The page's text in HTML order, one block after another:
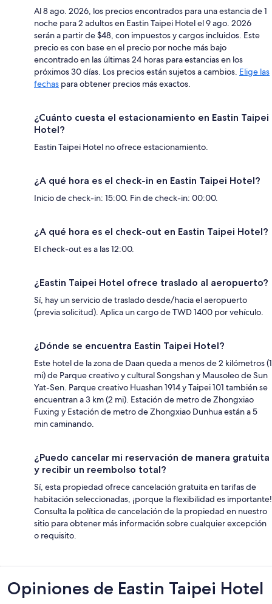
Al 8 ago. 2026, los precios encontrados para una estancia de 1
noche para 2 adultos en Eastin Taipei Hotel el 9 ago. 2026
serán a partir de $48, con impuestos y cargos incluidos. Este
precio es con base en el precio por noche más bajo
encontrado en las últimas 24 horas para estancias en los
próximos 30 días. Los precios están sujetos a cambios. Elige las
fechas para obtener precios más exactos.
¿Cuánto cuesta el estacionamiento en Eastin Taipei
Hotel?
Eastin Taipei Hotel no ofrece estacionamiento.
¿A qué hora es el check-in en Eastin Taipei Hotel?
Inicio de check-in: 15:00. Fin de check-in: 00:00.
¿A qué hora es el check-out en Eastin Taipei Hotel?
El check-out es a las 12:00.
¿Eastin Taipei Hotel ofrece traslado al aeropuerto?
Sí, hay un servicio de traslado desde/hacia el aeropuerto
(previa solicitud). Aplica un cargo de TWD 1400 por vehículo.
¿Dónde se encuentra Eastin Taipei Hotel?
Este hotel de la zona de Daan queda a menos de 2 kilómetros (1
mi) de Parque creativo y cultural Songshan y Mausoleo de Sun
Yat-Sen. Parque creativo Huashan 1914 y Taipei 101 también se
encuentran a 3 km (2 mi). Estación de metro de Zhongxiao
Fuxing y Estación de metro de Zhongxiao Dunhua están a 5
min caminando.
¿Puedo cancelar mi reservación de manera gratuita
y recibir un reembolso total?
Sí, esta propiedad ofrece cancelación gratuita en tarifas de
habitación seleccionadas, ¡porque la flexibilidad es importante!
Consulta la política de cancelación de la propiedad en nuestro
sitio para obtener más información sobre cualquier excepción
o requisito.
Opiniones
Opiniones de Eastin Taipei Hotel